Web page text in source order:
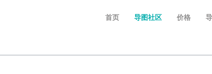
首页 导图社区 价格